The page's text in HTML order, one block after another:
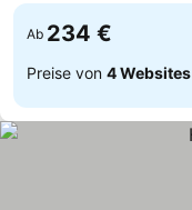
Ab 234 €
Preise von 4 Websites